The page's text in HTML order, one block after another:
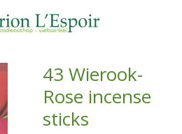
43 Wierook-
Rose incense
sticks